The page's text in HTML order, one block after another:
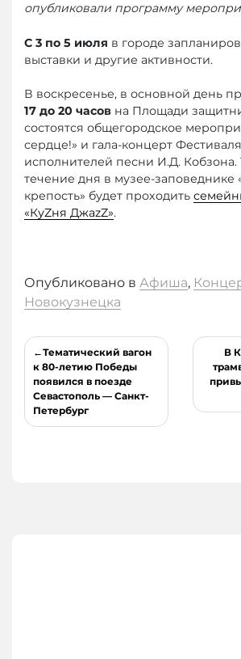
опубликовали программу
С 3 по 5 июля в городе
выставки и другие активности.
В воскресенье, в основной день
17 до 20 часов на Площади
состоятся общегородское
сердце!» и гала-концерт
исполнителей песни И.Д. Кобзона.
течение дня в музее-заповеднике
крепость» будет проходить
«КуZня ДжаzZ».
Опубликовано в Афиша,
Новокузнецка
Навигация
по
записям
Тематический вагон
к 80-летию Победы
появился в поезде
Севастополь — Санкт-
Петербург
В